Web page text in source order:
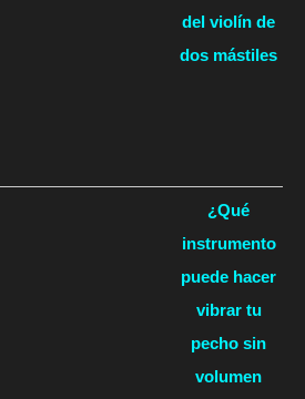
del violín de
dos mástiles
¿Qué
instrumento
puede hacer
vibrar tu
pecho sin
volumen